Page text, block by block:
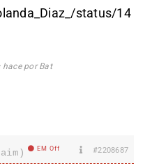
status/14
por Bat
EM Off #2208687